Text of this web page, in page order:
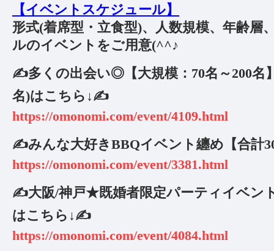
【イベントスケジュール】
形式(着席型・立食型)、人数規模、年齢層
ルのイベントをご用意(^^♪
✍️多くの出会い◎【大規模：70名～200名
名)はこちら↓✍️
https://omonomi.com/event/4109.html
✍️みんな大好きBBQイベント纏め【合計
https://omonomi.com/event/3381.html
✍️大阪/神戸★既婚者限定パーティイベン
はこちら↓✍️
https://omonomi.com/event/4084.html